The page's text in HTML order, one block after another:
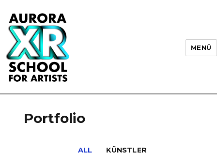
MENÜ
Portfolio
ALL KÜNSTLER